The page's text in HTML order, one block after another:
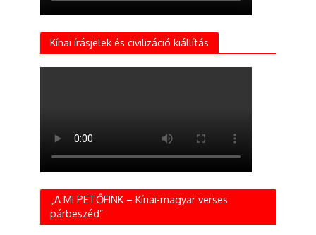
Kínai írásjelek és civilizáció kiállítás
„A MI PETŐFINK – Kínai-magyar verses
párbeszéd”